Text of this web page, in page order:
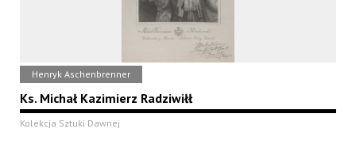
Henryk Aschenbrenner
Ks. Michał Kazimierz Radziwiłł
Kolekcja Sztuki Dawnej